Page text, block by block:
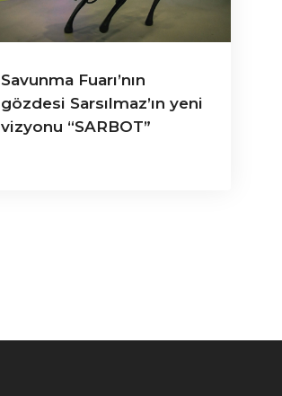
Savunma Fuarı’nın
gözdesi Sarsılmaz’ın yeni
vizyonu “SARBOT”